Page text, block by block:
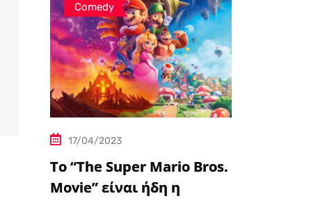
Comedy
17/04/2023
Το “The Super Mario Bros.
Movie” είναι ήδη η